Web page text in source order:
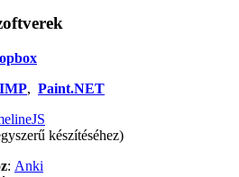
, Paint.NET
készítéséhez)
: Anki